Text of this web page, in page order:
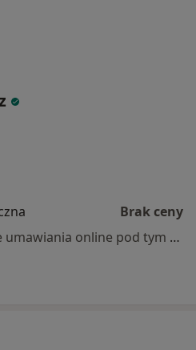
Brak ceny
Specjalista nie oferuje umawiania online pod tym adresem.